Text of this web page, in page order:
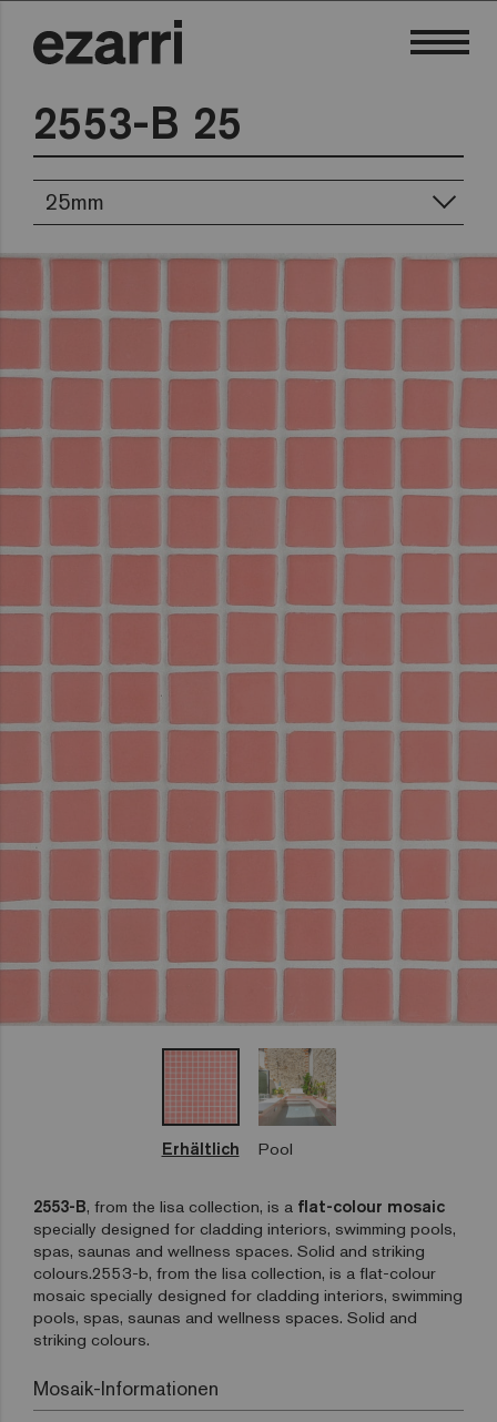
2553-B 25
25mm
Erhältlich Pool
2553-B, from the lisa collection, is a flat-colour mosaic
specially designed for cladding interiors, swimming pools,
spas, saunas and wellness spaces. Solid and striking
colours.2553-b, from the lisa collection, is a flat-colour
mosaic specially designed for cladding interiors, swimming
pools, spas, saunas and wellness spaces. Solid and
striking colours.
Mosaik-Informationen